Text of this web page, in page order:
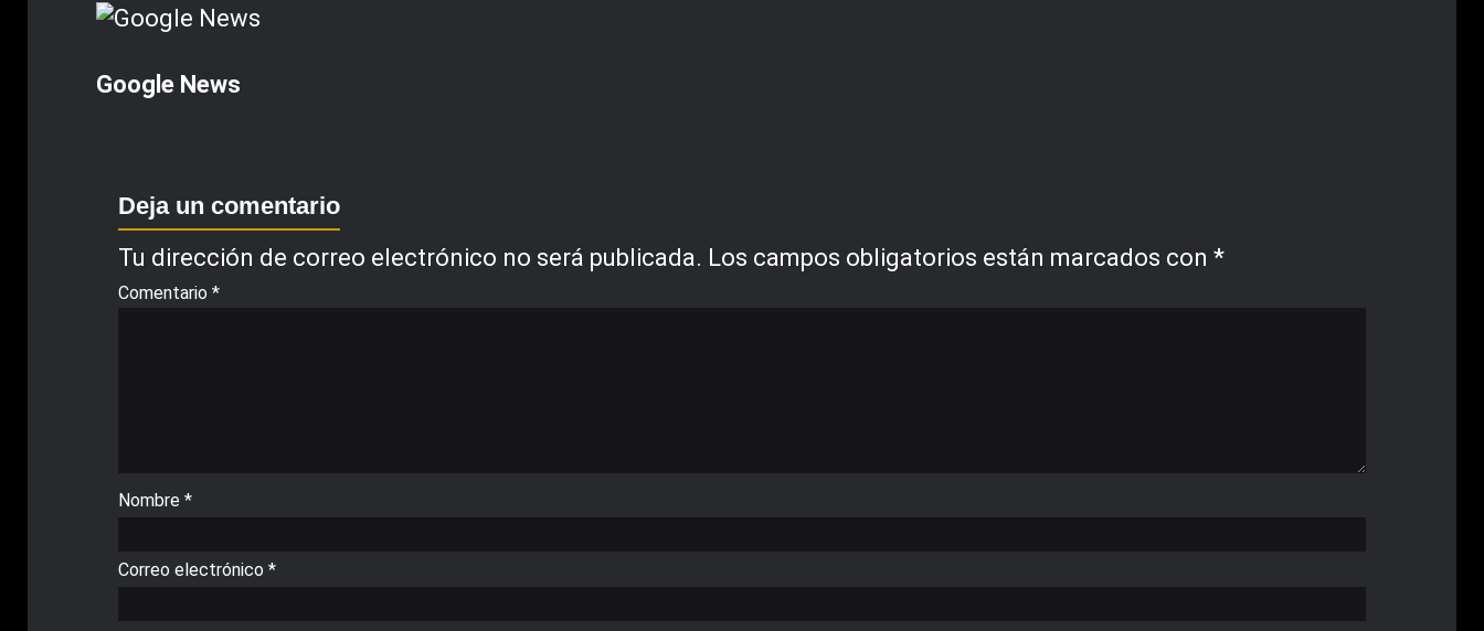
Google News
Deja un comentario
Tu dirección de correo electrónico no será publicada. Los campos obligatorios están marcados con *
Comentario *
Nombre *
Correo electrónico *